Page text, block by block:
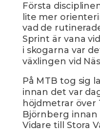
Första
lite mer
vad de
Sprint är vana
i skogarna var
växlingen vid
På MTB tog sig
innan det var
höjdmetrar över
Björnberg
Vidare till Stora